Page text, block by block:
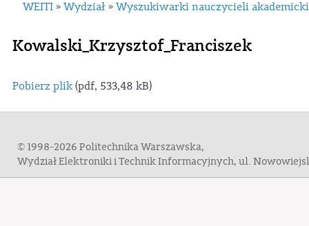
WEITI » Wydział » Wyszukiwarki nauczycieli
Kowalski_Krzysztof_Franciszek
Pobierz plik(pdf, 533,48 kB)
© 1998-2026 Politechnika Warszawska,
Wydział Elektroniki i Technik Informacyjnych, ul.